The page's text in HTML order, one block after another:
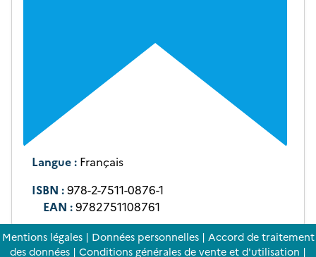
Langue : Français
ISBN :978-2-7511-0876-1
EAN :9782751108761
Mentions légales| Données personnelles| Accord de traitement
des données | Conditions générales de vente et d'utilisation |